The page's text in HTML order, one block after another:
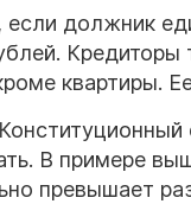
должник
Кредиторы
квартиры.
В примере
превышает